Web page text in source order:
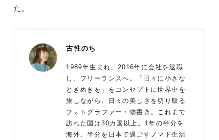
た。
古性のち
1989年生まれ。2016年に会社を退職
し、フリーランスへ。「日々に小さな
ときめきを」をコンセプトに世界中を
旅しながら、日々の美しさを切り取る
フォトグラファー・物書き。これまで
訪れた国は30カ国以上。1年の半分を
海外、半分を日本で過ごすノマド生活